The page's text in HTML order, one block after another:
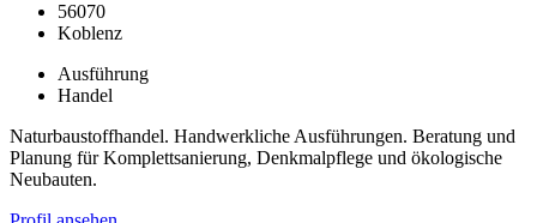
56070
Koblenz
Ausführung
Handel
Naturbaustoffhandel. Handwerkliche Ausführungen. Beratung und
Planung für Komplettsanierung, Denkmalpflege und ökologische
Neubauten.